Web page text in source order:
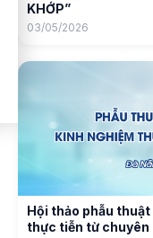
KHỚP”
03/05/2026
Hội thảo phẫu
thực tiễn từ chuyên